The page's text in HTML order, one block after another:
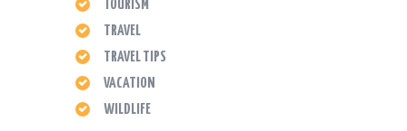
TOURISM
TRAVEL
TRAVEL TIPS
VACATION
WILDLIFE